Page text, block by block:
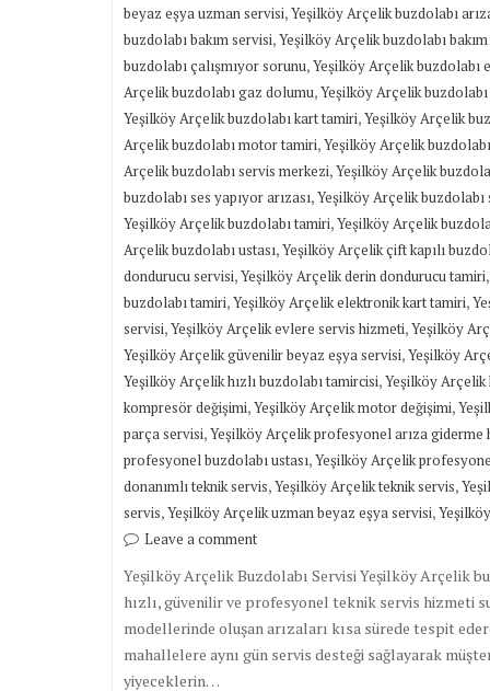
beyaz eşya uzman servisi,Yeşilköy Arçelik buzdolabı
buzdolabı bakım servisi,Yeşilköy Arçelik buzdolabı
buzdolabı çalışmıyor sorunu,Yeşilköy Arçelik buzdolabı
Arçelik buzdolabı gaz dolumu,Yeşilköy Arçelik
Yeşilköy Arçelik buzdolabı kart tamiri,Yeşilköy Arçelik
Arçelik buzdolabı motor tamiri,Yeşilköy Arçelik
Arçelik buzdolabı servis merkezi,Yeşilköy Arçelik
buzdolabı ses yapıyor arızası,Yeşilköy Arçelik buzdolabı
Yeşilköy Arçelik buzdolabı tamiri,Yeşilköy Arçelik
Arçelik buzdolabı ustası,Yeşilköy Arçelik çift kapılı
dondurucu servisi,Yeşilköy Arçelik derin dondurucu tamiri,
buzdolabı tamiri,Yeşilköy Arçelik elektronik kart tamiri,
servisi,Yeşilköy Arçelik evlere servis hizmeti,Yeşilköy
Yeşilköy Arçelik güvenilir beyaz eşya servisi,Yeşilköy
Yeşilköy Arçelik hızlı buzdolabı tamircisi,Yeşilköy Arçelik
kompresör değişimi,Yeşilköy Arçelik motor değişimi,
parça servisi,Yeşilköy Arçelik profesyonel arıza giderme
profesyonel buzdolabı ustası,Yeşilköy Arçelik
donanımlı teknik servis,Yeşilköy Arçelik teknik servis,
servis,Yeşilköy Arçelik uzman beyaz eşya servisi,
Leave a comment
Yeşilköy Arçelik Buzdolabı Servisi Yeşilköy Arçelik
hızlı, güvenilir ve profesyonel teknik servis hizmeti
modellerinde oluşan arızaları kısa sürede tespit
mahallelere aynı gün servis desteği sağlayarak
yiyeceklerin…